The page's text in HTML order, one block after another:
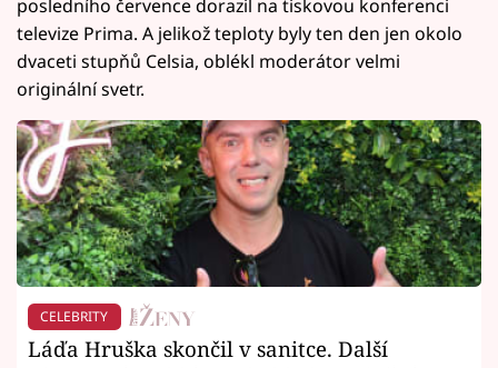
posledního července dorazil na tiskovou konferenci
televize Prima. A jelikož teploty byly ten den jen okolo
dvaceti stupňů Celsia, oblékl moderátor velmi
originální svetr.
CELEBRITY
Láďa Hruška skončil v sanitce. Další